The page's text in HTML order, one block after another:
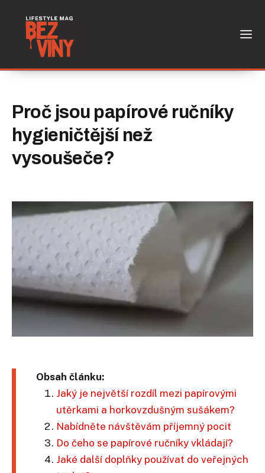
Proč jsou papírové ručníky
hygieničtější než
vysoušeče?
Obsah článku:
Jaký je největší rozdíl mezi papírovými
utěrkami a horkovzdušným sušákem?
Nabídněte návštěvám příjemný pocit
Do čeho se papírové ručníky vkládají?
Jaké další doplňky používat do veřejných